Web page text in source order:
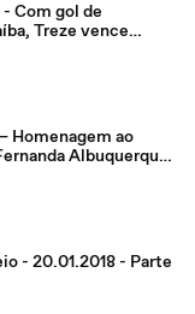
Com gol de
Treze vence
alivia a crise e abre
do grupo B
Homenagem ao
Albuquerque.
Parte